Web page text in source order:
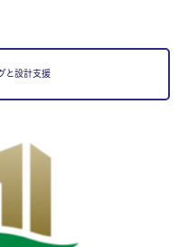
と設計支援